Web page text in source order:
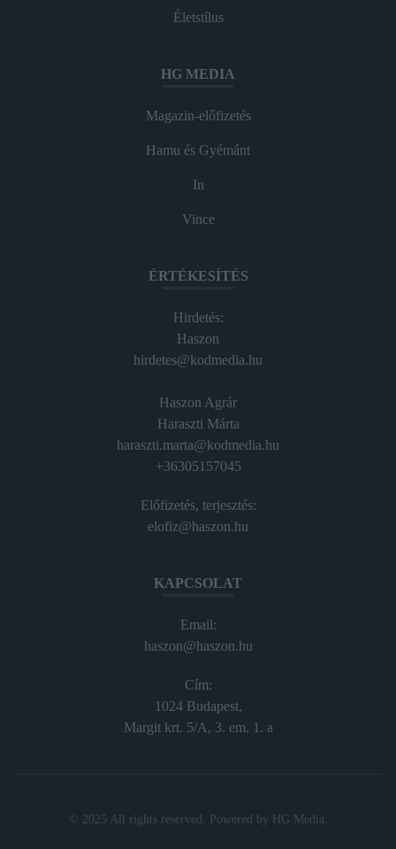
Életstílus
HG MEDIA
Magazin-előfizetés
Hamu és Gyémánt
In
Vince
ÉRTÉKESÍTÉS
Hirdetés:
Haszon
hirdetes@kodmedia.hu
Haszon Agrár
Haraszti Márta
haraszti.marta@kodmedia.hu
+36305157045
Előfizetés, terjesztés:
elofiz@haszon.hu
KAPCSOLAT
Email:
haszon@haszon.hu
Cím:
1024 Budapest,
Margit krt. 5/A, 3. em. 1. a
© 2025 All rights reserved. Powered by HG Media.